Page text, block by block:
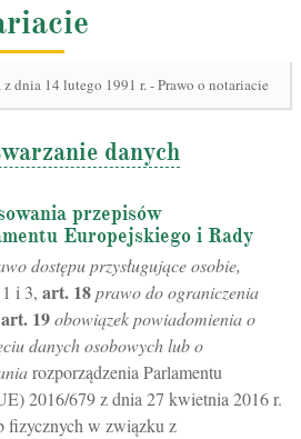
z dnia 14 lutego 1991 r. - Prawo o notariacie
danych
przepisów
Europejskiego i Rady
dostępu przysługujące osobie,
i 3, art. 18prawo do ograniczenia
art. 19obowiązek powiadomienia o
danych osobowych lub o
rozporządzenia Parlamentu
2016/679 z dnia 27 kwietnia 2016 r.
fizycznych w związku z